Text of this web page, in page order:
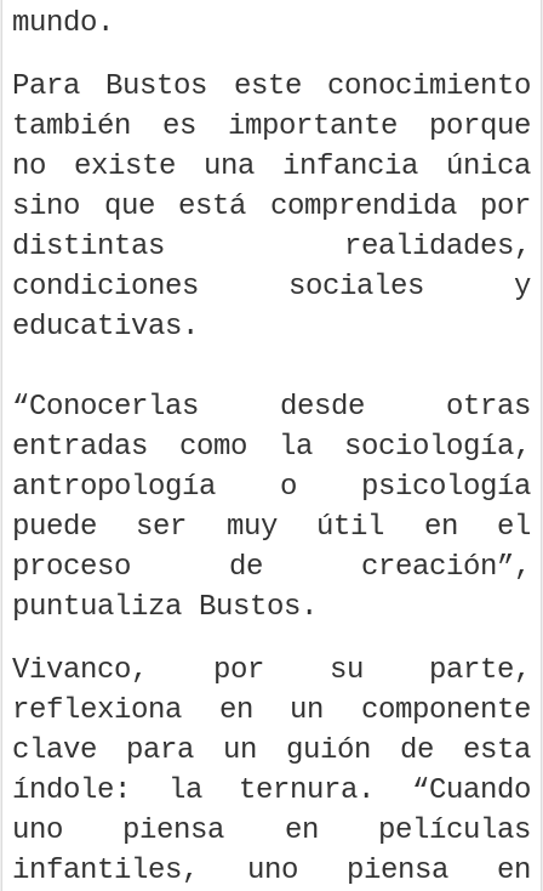
mundo.
Para Bustos este conocimiento
también es importante porque
no existe una infancia única
sino que está comprendida por
distintas realidades,
condiciones sociales y
educativas.
“Conocerlas desde otras
entradas como la sociología,
antropología o psicología
puede ser muy útil en el
proceso de creación”,
puntualiza Bustos.
Vivanco, por su parte,
reflexiona en un componente
clave para un guión de esta
índole: la ternura. “Cuando
uno piensa en películas
infantiles, uno piensa en